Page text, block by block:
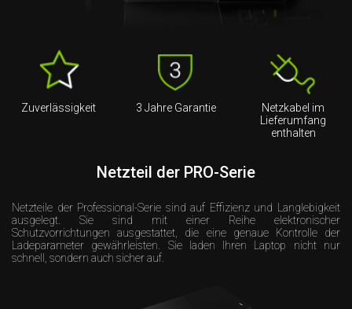
Zuverlässigkeit 3 Jahre Garantie
Netzkabel im
Lieferumfang
enthalten
Netzteil der PRO-Serie
Netzteile der Professional-Serie sind auf Effizienz und Langlebigkeit
ausgelegt. Sie sind mit einer Reihe elektronischer
Schutzvorrichtungen ausgestattet, die eine genaue Kontrolle der
Ladeparameter gewährleisten. Sie laden Ihren Laptop nicht nur
schnell, sondern auch sicher auf.